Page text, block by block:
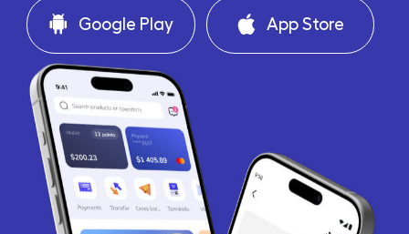
Google Play App Store